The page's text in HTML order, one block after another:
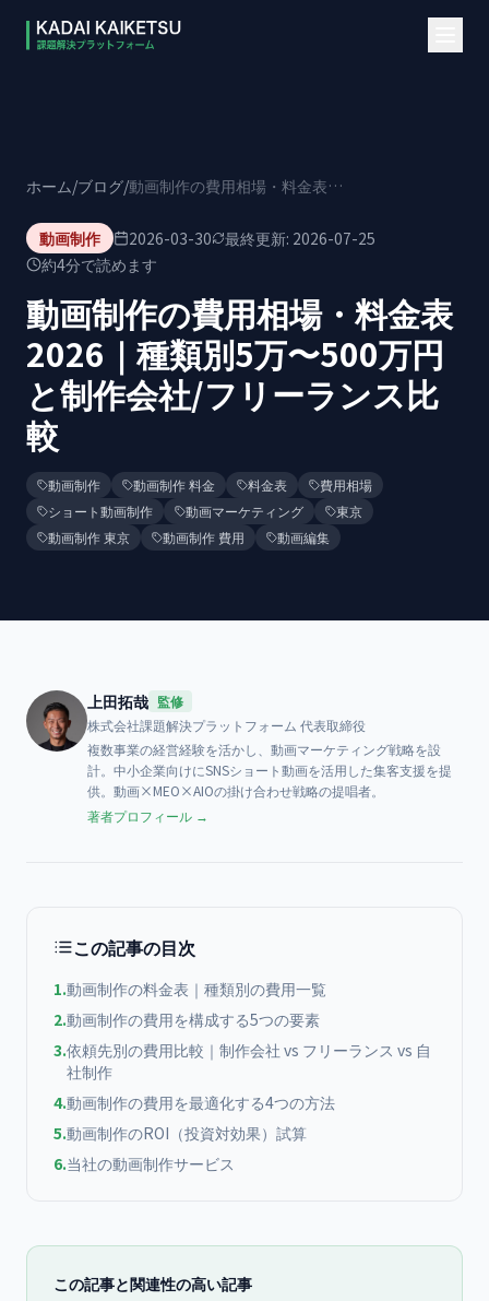
ホーム/ブログ/ 動画制作の費用相場・料金表2026｜種類別5万〜500万円と制作会社/フリーランス比較
動画制作 2026-03-30 最終更新: 2026-07-25
約4分で読めます
動画制作の費用相場・料金表
2026｜種類別5万〜500万円
と制作会社/フリーランス比
較
動画制作 動画制作 料金 料金表
費用相場
ショート動画制作
動画マーケティング
東京
動画制作 東京
動画制作 費用 動画編集
上田拓哉 監修
株式会社課題解決プラットフォーム 代表取締役
複数事業の経営経験を活かし、動画マーケティング戦略を設
計。中小企業向けにSNSショート動画を活用した集客支援を提
供。動画×MEO×AIOの掛け合わせ戦略の提唱者。
著者プロフィール →
この記事の目次
1.動画制作の料金表｜種類別の費用一覧
2.動画制作の費用を構成する5つの要素
3.依頼先別の費用比較｜制作会社 vs フリーランス vs 自
社制作
4.動画制作の費用を最適化する4つの方法
5.動画制作のROI（投資対効果）試算
6.当社の動画制作サービス
この記事と関連性の高い記事